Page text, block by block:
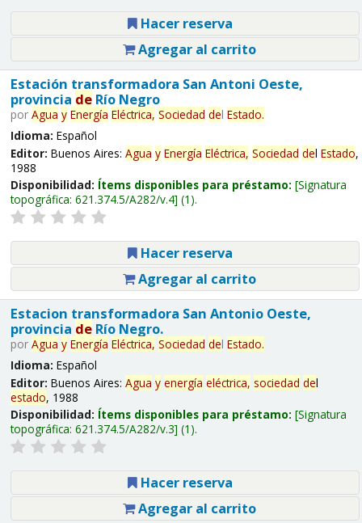
Hacer reserva
Agregar al carrito
Estación transformadora San Antoni Oeste,
provincia deRío Negro
por Agua y Energía Eléctrica, Sociedad del Estado.
Idioma: Español
Editor: Buenos Aires: Agua y Energía Eléctrica, Sociedad del Estado,
1988
Disponibilidad: Ítems disponibles para préstamo: Signatura
topográfica: 621.374.5/A282/v.4 (1).
Hacer reserva
Agregar al carrito
Estacion transformadora San Antonio Oeste,
provincia deRío Negro.
por Agua y Energía Eléctrica, Sociedad del Estado.
Idioma: Español
Editor: Buenos Aires: Agua y energía eléctrica, sociedad del
estado, 1988
Disponibilidad: Ítems disponibles para préstamo: Signatura
topográfica: 621.374.5/A282/v.3 (1).
Hacer reserva
Agregar al carrito